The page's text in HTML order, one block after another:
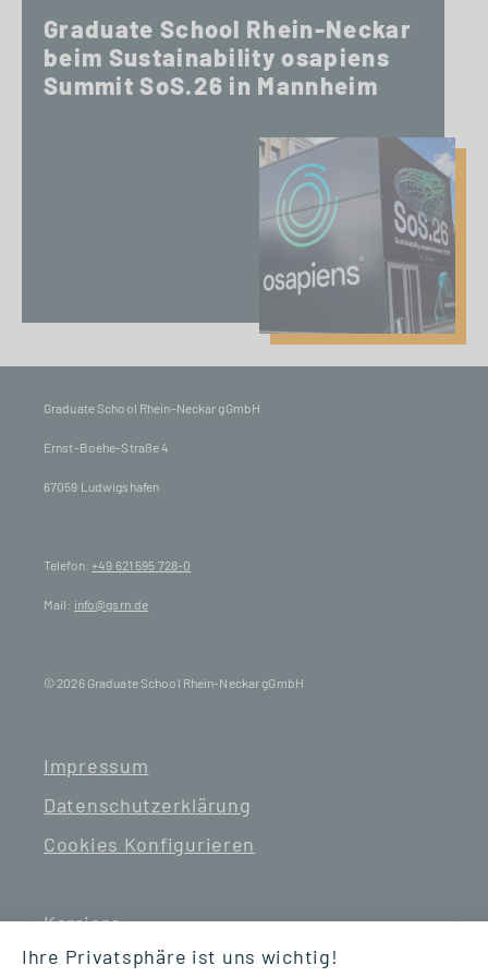
Graduate School Rhein-Neckar
beim Sustainability osapiens
Summit SoS.26 in Mannheim
Graduate School Rhein-Neckar gGmbH
Ernst-Boehe-Straße 4
67059 Ludwigshafen
Telefon:+49 621 595 728-0
Mail: info@gsrn.de
© 2026 Graduate School Rhein-Neckar gGmbH
Impressum
Datenschutzerklärung
Cookies Konfigurieren
Karriere
Ihre Privatsphäre ist uns wichtig!